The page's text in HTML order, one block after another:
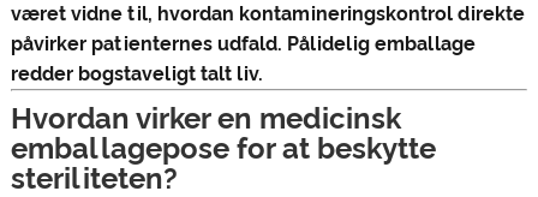
været vidne til, hvordan kontamineringskontrol direkte
påvirker patienternes udfald. Pålidelig emballage
redder bogstaveligt talt liv.
Hvordan virker en medicinsk
emballagepose for at beskytte
steriliteten?